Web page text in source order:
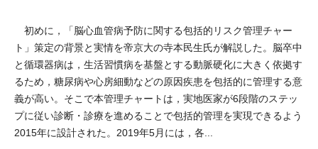
初めに，「脳心血管病予防に関する包括的リスク管理チャー
ト」策定の背景と実情を帝京大の寺本民生氏が解説した。脳卒中
と循環器病は，生活習慣病を基盤とする動脈硬化に大きく依拠す
るため，糖尿病や心房細動などの原因疾患を包括的に管理する意
義が高い。そこで本管理チャートは，実地医家が6段階のステッ
プに従い診断・診療を進めることで包括的管理を実現できるよう
2015年に設計された。2019年5月には，各...